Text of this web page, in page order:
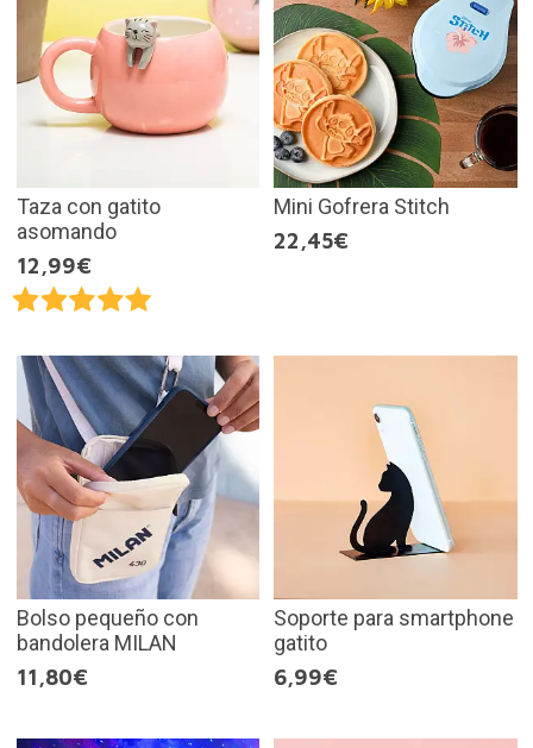
Taza con gatito
asomando
12,99€
Mini Gofrera Stitch
22,45€
Bolso pequeño con
bandolera MILAN
11,80€
Soporte para smartphone
gatito
6,99€